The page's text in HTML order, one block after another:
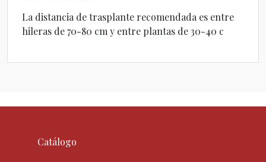
La distancia de trasplante recomendada es entre
hileras de 70-80 cm y entre plantas de 30-40 c
Catálogo